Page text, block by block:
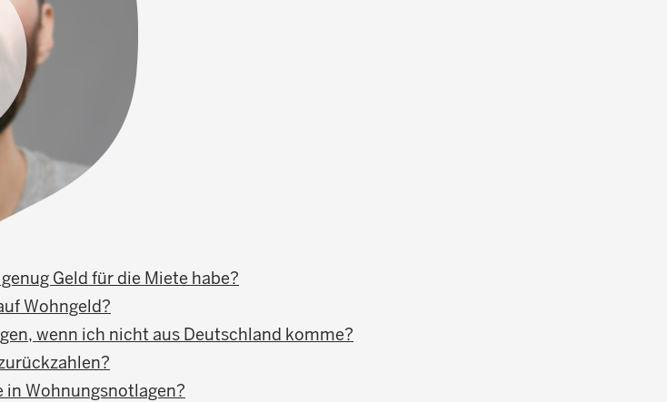
Geld für die Miete habe?
Wohngeld?
wenn ich nicht aus Deutschland komme?
in Wohnungsnotlagen?